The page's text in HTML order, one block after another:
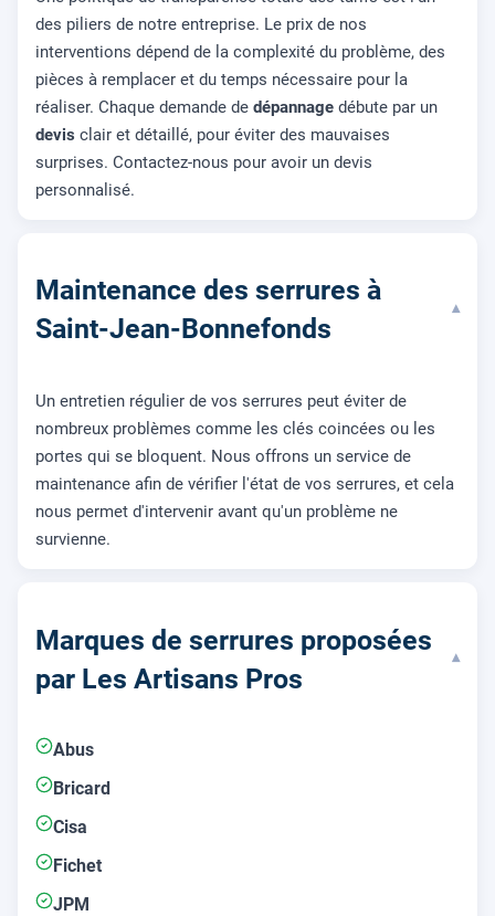
des piliers de notre entreprise. Le prix de nos
interventions dépend de la complexité du problème, des
pièces à remplacer et du temps nécessaire pour la
réaliser. Chaque demande de dépannage débute par un
devis clair et détaillé, pour éviter des mauvaises
surprises. Contactez-nous pour avoir un devis
personnalisé.
Maintenance des serrures à
Saint-Jean-Bonnefonds
▾
Un entretien régulier de vos serrures peut éviter de
nombreux problèmes comme les clés coincées ou les
portes qui se bloquent. Nous offrons un service de
maintenance afin de vérifier l'état de vos serrures, et cela
nous permet d'intervenir avant qu'un problème ne
survienne.
Marques de serrures proposées
par Les Artisans Pros
▾
Abus
Bricard
Cisa
Fichet
JPM